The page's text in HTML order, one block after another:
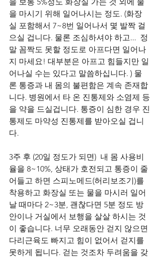
을 마시기 위해 일어나시는 정도. (화장
실 포함해서 7~8번 일어나서 몇 발짝 걸
으실 겁니다. 물론 조심하셔야 하고...  정
말 꼼짝도 못할 정도로 아프다면 일어나
지 마세요! 대부분은 아프고 힘들지만 일
어나실 수는 있다고 말씀하십니다. ) 물
론 통증과 내 몸의 불편함은 계속 존재합
니다. 병원에서 타 온 진통제와 소염제 등
을 약을 드실겁니다. 통증이 심한 경우 진
통제도 마약성 진통제를 받아오실 겁니
다.
3주 후 (20일 정도가 되면)  내 몸 사용비
율을 8~10%, 상태가 호전되고 통증이 줄
어들고 하면 스피노메드(허리보조기)를
착용하고 화장실 또는 물을 마시러 일어
날 때마다 2~3분, 괜찮다면 5분 정도 방
안이나 거실에서 보행을 살살 하시는 것
이 좋습니다. 너무 오래동안 걷지 않으면
다리근육도 빠지고 힘이 없어서 걷지를
못하게 됩니다. 걷는 것조차 두려움을 갖